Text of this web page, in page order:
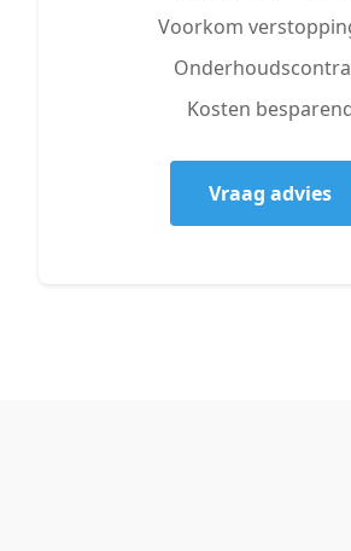
Voorkom
Kosten
Vraag advies